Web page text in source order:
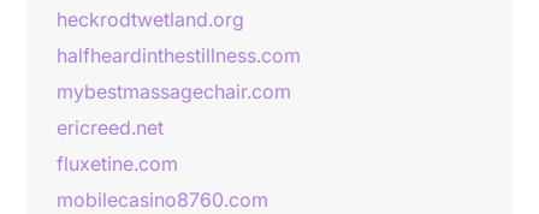
heckrodtwetland.org
halfheardinthestillness.com
mybestmassagechair.com
ericreed.net
fluxetine.com
mobilecasino8760.com